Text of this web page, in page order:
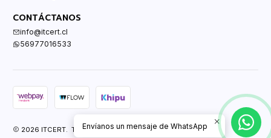
CONTÁCTANOS
info@itcert.cl
56977016533
2026 ITCERT. Todos los derechos reservados.
Envíanos un mensaje de WhatsApp